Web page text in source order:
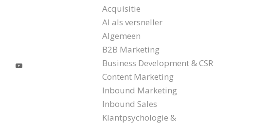
Acquisitie
AI als versneller
Algemeen
B2B Marketing
Business Development & CSR
Content Marketing
Inbound Marketing
Inbound Sales
Klantpsychologie &